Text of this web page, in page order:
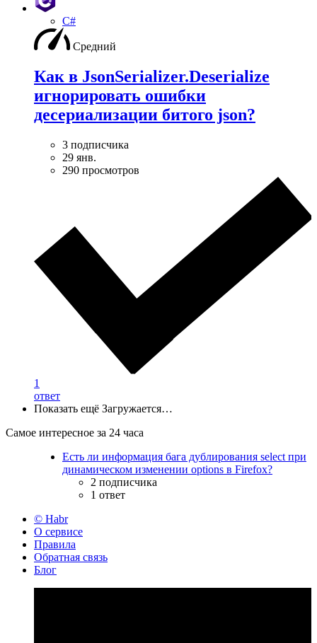
C#
Средний
Как в JsonSerializer.Deserialize
игнорировать ошибки
десериализации битого json?
3 подписчика
29 янв.
290 просмотров
1
ответ
Показать ещё Загружается…
Самое интересное за 24 часа
Есть ли информация бага дублирования select при
динамическом изменении options в Firefox?
2 подписчика
1 ответ
© Habr
О сервисе
Правила
Обратная связь
Блог